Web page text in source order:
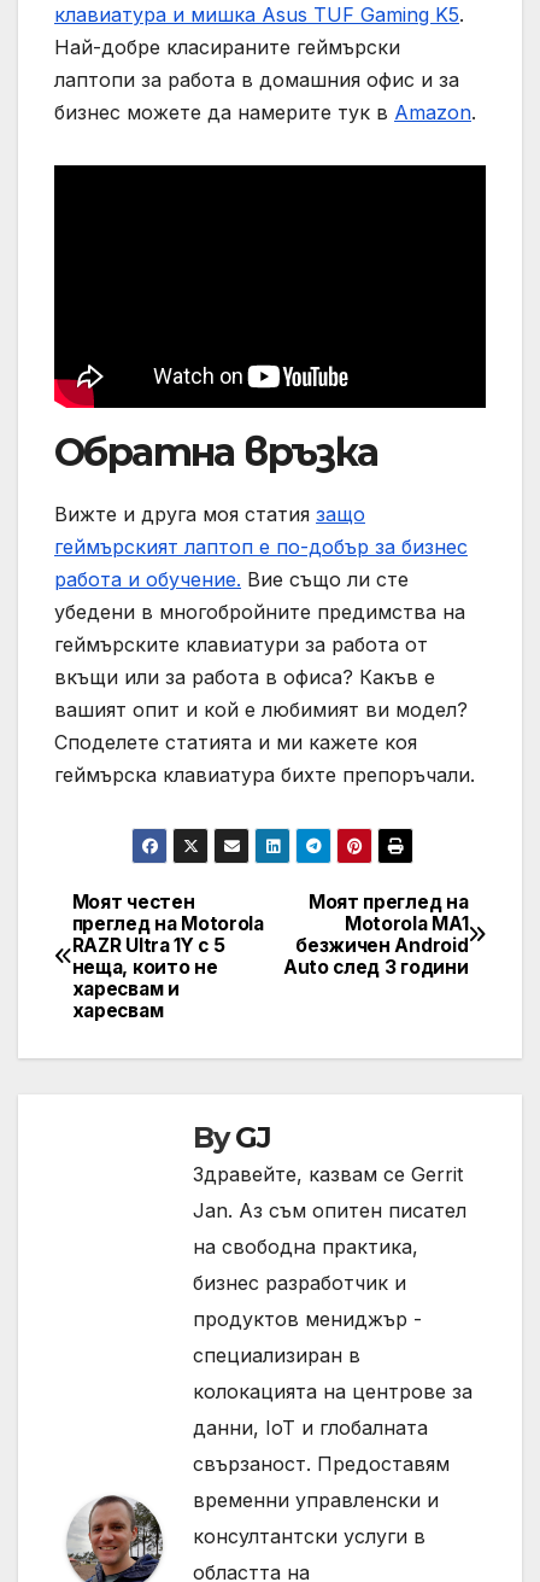
клавиатура и мишка Asus TUF Gaming K5.
Най-добре класираните геймърски
лаптопи за работа в домашния офис и за
бизнес можете да намерите тук в Amazon.
Обратна връзка
Вижте и друга моя статия защо
геймърският лаптоп е по-добър за бизнес
работа и обучение. Вие също ли сте
убедени в многобройните предимства на
геймърските клавиатури за работа от
вкъщи или за работа в офиса? Какъв е
вашият опит и кой е любимият ви модел?
Споделете статията и ми кажете коя
геймърска клавиатура бихте препоръчали.
Навигация
Моят преглед на
Motorola MA1
безжичен Android
Auto след 3 години
Моят честен
преглед на Motorola
RAZR Ultra 1Y с 5
неща, които не
харесвам и
харесвам
ByGJ
Здравейте, казвам се Gerrit
Jan. Аз съм опитен писател
на свободна практика,
бизнес разработчик и
продуктов мениджър -
специализиран в
колокацията на центрове за
данни, IoT и глобалната
свързаност. Предоставям
временни управленски и
консултантски услуги в
областта на